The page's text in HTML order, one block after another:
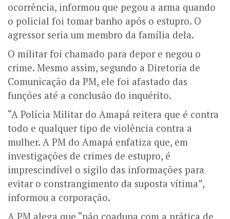
ocorrência, informou que pegou a arma quando
o policial foi tomar banho após o estupro. O
agressor seria um membro da família dela.
O militar foi chamado para depor e negou o
crime. Mesmo assim, segundo a Diretoria de
Comunicação da PM, ele foi afastado das
funções até a conclusão do inquérito.
“A Polícia Militar do Amapá reitera que é contra
todo e qualquer tipo de violência contra a
mulher. A PM do Amapá enfatiza que, em
investigações de crimes de estupro, é
imprescindível o sigilo das informações para
evitar o constrangimento da suposta vítima”,
informou a corporação.
A PM alega que “não coaduna com a prática de